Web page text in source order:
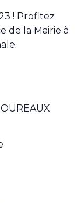
! Profitez
de la Mairie à